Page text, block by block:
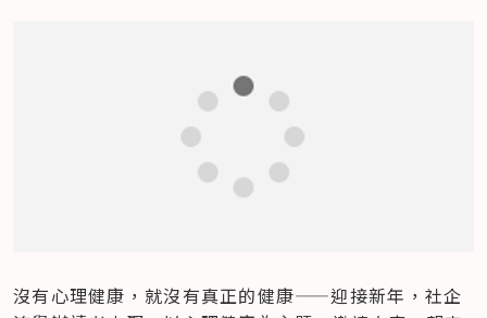
沒有心理健康，就沒有真正的健康——迎接新年，社企